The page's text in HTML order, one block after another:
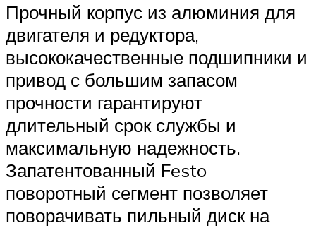
Прочный корпус из алюминия для
двигателя и редуктора,
высококачественные подшипники и
привод с большим запасом
прочности гарантируют
длительный срок службы и
максимальную надежность.
Запатентованный Festo
поворотный сегмент позволяет
поворачивать пильный диск на